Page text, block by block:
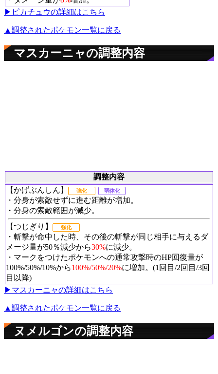
▶︎ピカチュウの詳細はこちら
▲調整されたポケモン一覧に戻る
マスカーニャの調整内容
調整内容
【かげぶんしん】
強化 弱体化
・分身が索敵せずに進む距離が増加。
・分身の索敵範囲が減少。
【つじぎり】
強化
・斬撃が命中した時、その後の斬撃が同じ相手に与えるダ
メージ量が50％減少から30%に減少。
・マークをつけたポケモンへの通常攻撃時のHP回復量が
100%/50%/10%から100%/50%/20%に増加。(1回目/2回目/3回
目以降)
▶︎マスカーニャの詳細はこちら
▲調整されたポケモン一覧に戻る
ヌメルゴンの調整内容